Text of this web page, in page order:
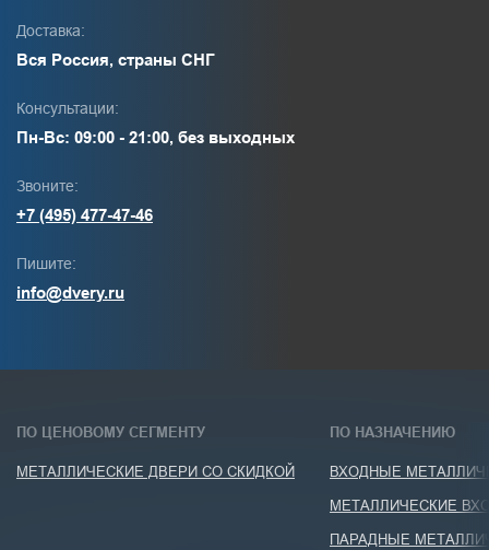
Доставка:
Вся Россия, страны СНГ
Консультации:
Пн-Вс: 09:00 - 21:00, без выходных
Звоните:
+7 (495) 477-47-46
Пишите:
info@dvery.ru
ПО ЦЕНОВОМУ СЕГМЕНТУ
МЕТАЛЛИЧЕСКИЕ ДВЕРИ СО СКИДКОЙ
ПО НАЗНАЧЕНИЮ
ВХОДНЫЕ
МЕТАЛЛИЧЕСКИЕ
ПАРАДНЫЕ